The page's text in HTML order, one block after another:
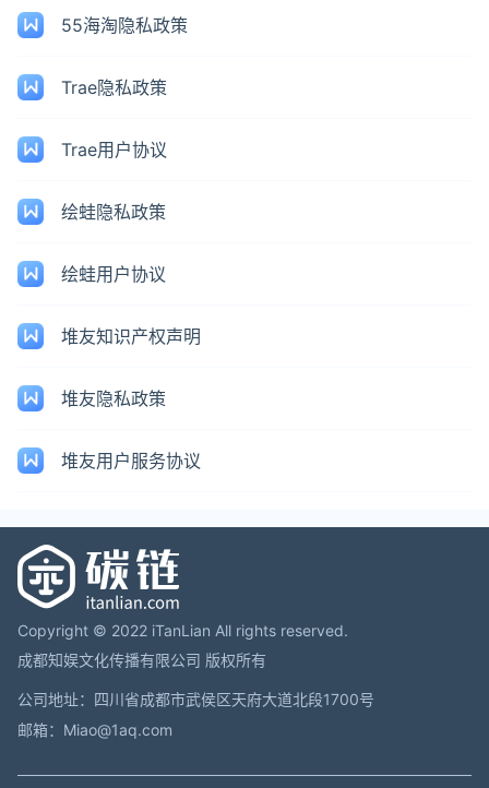
55海淘隐私政策
Trae隐私政策
Trae用户协议
绘蛙隐私政策
绘蛙用户协议
堆友知识产权声明
堆友隐私政策
堆友用户服务协议
Copyright © 2022 iTanLian All rights reserved.
成都知娱文化传播有限公司 版权所有
公司地址：四川省成都市武侯区天府大道北段1700号
邮箱：Miao@1aq.com